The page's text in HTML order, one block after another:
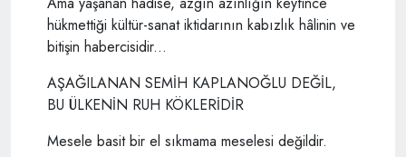
hükmettiği kültür-sanat iktidarının kabızlık hâlinin ve
bitişin habercisidir...
AŞAĞILANAN SEMİH KAPLANOĞLU DEĞİL,
BU ÜLKENİN RUH KÖKLERİDİR
Mesele basit bir el sıkmama meselesi değildir.